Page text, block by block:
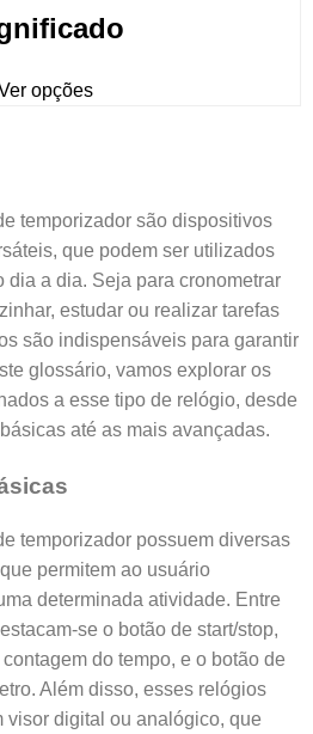
opções
temporizador são dispositivos
que podem ser utilizados
dia a dia. Seja para cronometrar
estudar ou realizar tarefas
são indispensáveis para garantir
glossário, vamos explorar os
a esse tipo de relógio, desde
até as mais avançadas.
temporizador possuem diversas
permitem ao usuário
determinada atividade. Entre
se o botão de start/stop,
do tempo, e o botão de
Além disso, esses relógios
visor digital ou analógico, que